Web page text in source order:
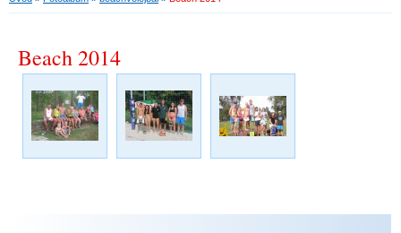
Beach 2014